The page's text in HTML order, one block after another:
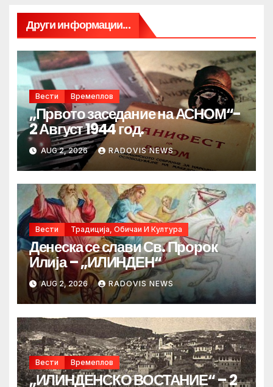
Други информации...
Вести Времеплов
„Првото заседание на АСНОМ“-
2 Август 1944 год.
AUG 2, 2026 RADOVIS NEWS
Вести Традиција, Обичаи И Култура
Денеска се слави Св. Пророк
Илија – „ИЛИНДЕН“
AUG 2, 2026 RADOVIS NEWS
Вести Времеплов
„ИЛИНДЕНСКО ВОСТАНИЕ“ – 2